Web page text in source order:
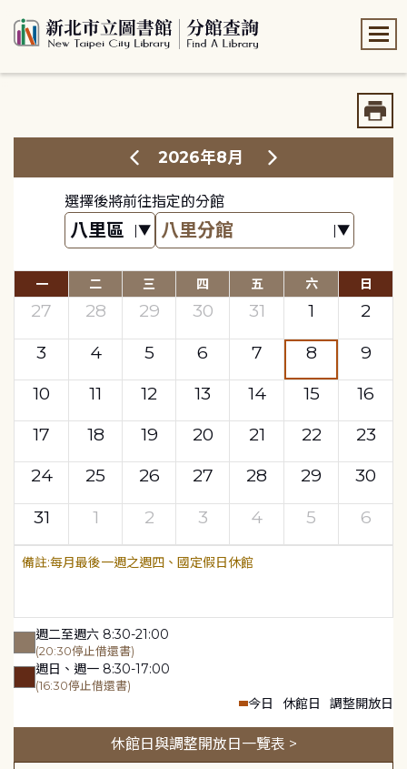
2026年8月
選擇後將前往指定的分館
一 二 三 四 五 六 日
27 28 29 30 31 1
2
3
4 5 6 7 8
9
10
11 12 13 14 15
16
17
18 19 20 21 22
23
24
25 26 27 28 29
30
31
1 2 3 4 5 6
每月最後一週之週四、國定假日休館
週二至週六 8:30-21:00
(20:30停止借還書)
週日、週一 8:30-17:00
(16:30停止借還書)
今日 休館日 調整開放日
休館日與調整開放日一覽表 >